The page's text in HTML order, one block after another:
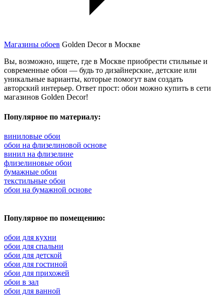
Магазины обоев Golden Decor в Москве
Вы, возможно, ищете, где в Москве приобрести стильные и
современные обои — будь то дизайнерские, детские или
уникальные варианты, которые помогут вам создать
авторский интерьер. Ответ прост: обои можно купить в сети
магазинов Golden Decor!
Популярное по материалу:
виниловые обои
обои на флизелиновой основе
винил на флизелине
флизелиновые обои
бумажные обои
текстильные обои
обои на бумажной основе
Популярное по помещению:
обои для кухни
обои для спальни
обои для детской
обои для гостиной
обои для прихожей
обои в зал
обои для ванной